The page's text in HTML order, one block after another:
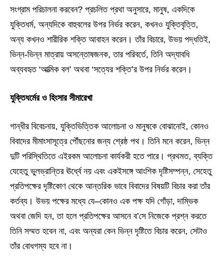
সংগ্রাম পরিচালনা করবেন? প্রচলিত প্রথা অনুসারে, মানুষ, একদিকে
যুক্তিধর্ম, অন্যদিকে বাহুবলের উপর নির্ভর করেন, কখনও যুক্তিবৃত্তি,
অন্য কখনও শারীরিক শক্তি আবাহন করেন। তাঁর বিচারে, উভয় পদ্ধতিই,
ভিন্ন-ভিন্ন মাত্রায় অসন্তোষজনক, তার পরিবর্তে, তিনি অদ্যাবধি
অব্যবহৃত ‘আত্মিক বল’ অথবা ‘সত্যের শক্তি’র উপর নির্ভর করেন।
যুক্তিধর্মের ও হিংসার সীমারেখা
গান্ধীর বিবেচনায়, যুক্তিভিত্তিক আলোচনা ও মানুষকে বোঝানোই, কোনও
বিবাদের মীমাংসাসূত্রে পৌঁছনোর জন্য শ্রেষ্ঠ পথ। তিনি মনে করেন, ভিন্ন
দুটি পরিস্থিতিতে এইরকম আলোচনা কার্যকরী হতে পারে। প্রথমত, ব্যক্তি
যেহেতু ভুলভ্রান্তির ঊর্ধ্বে নয় এবং একইসঙ্গে আংশিক দৃষ্টিসম্পন্ন, সেহেতু
প্রতিপক্ষের দৃষ্টিকোণ থেকে আন্তরিক ভাবে বিবাদের বিষয়টি বিচার করা তাঁর
কর্তব্য। উভয় পক্ষের মধ্যে যে–কোনও এক পক্ষ যদি গোঁড়া, দাম্ভিক
অথবা জেদি হন, তা হলে প্রতিপক্ষের আসনে ব’সে নিজেকে প্রশ্ন করতে
তিনি সম্মত হবেন না, এবং অন্যরা কেন ভিন্ন দৃষ্টিতে বিচার করেন, সেটাও
তাঁর বোধগম্য হবে না।